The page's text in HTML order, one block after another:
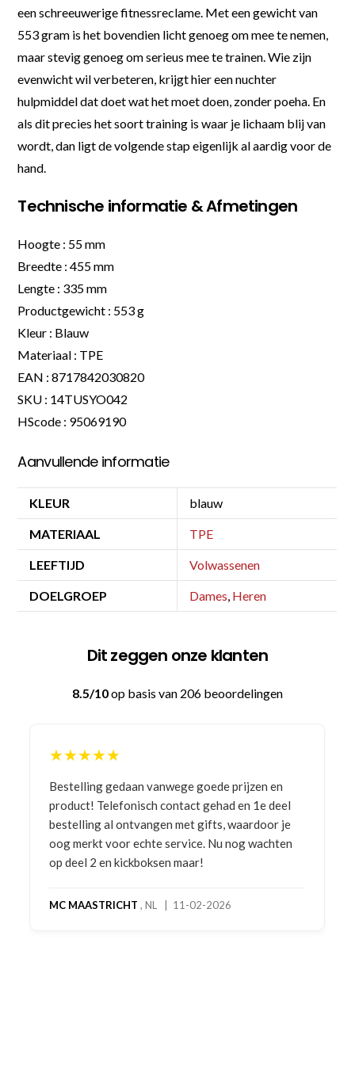
een schreeuwerige fitnessreclame. Met een gewicht van
553 gram is het bovendien licht genoeg om mee te nemen,
maar stevig genoeg om serieus mee te trainen. Wie zijn
evenwicht wil verbeteren, krijgt hier een nuchter
hulpmiddel dat doet wat het moet doen, zonder poeha. En
als dit precies het soort training is waar je lichaam blij van
wordt, dan ligt de volgende stap eigenlijk al aardig voor de
hand.
Technische informatie & Afmetingen
Hoogte : 55 mm
Breedte : 455 mm
Lengte : 335 mm
Productgewicht : 553 g
Kleur : Blauw
Materiaal : TPE
EAN : 8717842030820
SKU : 14TUSYO042
HScode : 95069190
Aanvullende informatie
KLEUR blauw
MATERIAAL TPE
LEEFTIJD Volwassenen
DOELGROEP Dames Heren
Dit zeggen onze klanten
8.5/10op basis van 206 beoordelingen
★★★★★
Bestelling gedaan vanwege goede prijzen en
product! Telefonisch contact gehad en 1e deel
bestelling al ontvangen met gifts, waardoor je
oog merkt voor echte service. Nu nog wachten
op deel 2 en kickboksen maar!
MC MAASTRICHT , NL | 11-02-2026